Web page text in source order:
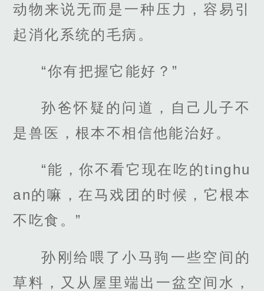
动物来说无而是一种压力，容易引
起消化系统的毛病。
“你有把握它能好？”
孙爸怀疑的问道，自己儿子不
是兽医，根本不相信他能治好。
“能，你不看它现在吃的tinghu
an的嘛，在马戏团的时候，它根本
不吃食。”
孙刚给喂了小马驹一些空间的
草料，又从屋里端出一盆空间水，